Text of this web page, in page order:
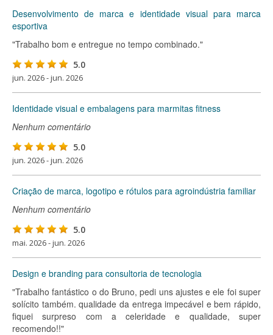
Desenvolvimento de marca e identidade visual para marca
esportiva
"Trabalho bom e entregue no tempo combinado."
5.0
jun. 2026 - jun. 2026
Identidade visual e embalagens para marmitas fitness
Nenhum comentário
5.0
jun. 2026 - jun. 2026
Criação de marca, logotipo e rótulos para agroindústria familiar
Nenhum comentário
5.0
mai. 2026 - jun. 2026
Design e branding para consultoria de tecnologia
"Trabalho fantástico o do Bruno, pedi uns ajustes e ele foi super
solícito também. qualidade da entrega impecável e bem rápido,
fiquei surpreso com a celeridade e qualidade, super
recomendo!!"